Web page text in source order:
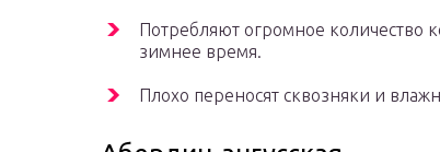
Потребляют огромное количество
зимнее время.
Плохо переносят сквозняки и